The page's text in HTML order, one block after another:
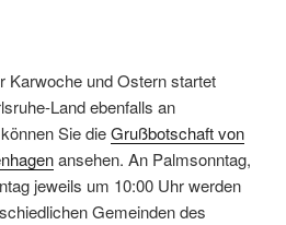
Karwoche und Ostern startet
Land ebenfalls an
Sie dieGrußbotschaft von
ansehen. An Palmsonntag,
jeweils um 10:00 Uhr werden
Gemeinden des